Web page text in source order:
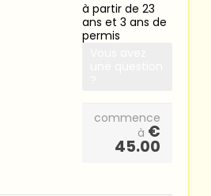
à partir de 23
ans et 3 ans de
permis
commence
à €
45.00